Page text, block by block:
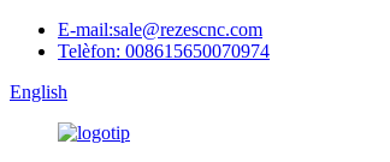
E-mail:sale@rezescnc.com
Telèfon: 008615650070974
English